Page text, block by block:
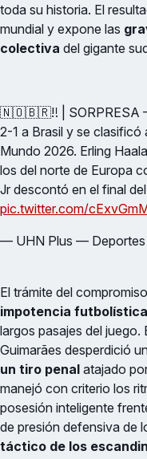
toda su historia. El
mundial y expone las
colectiva del gigante
🇳🇴🇧🇷‼️ | SORPRESA —
2-1 a Brasil y se clasificó
Mundo 2026. Erling
los del norte de Europa
Jr descontó en el final
pic.twitter.com/
— UHN Plus — Deportes
El trámite del
impotencia futbolística
largos pasajes del juego.
Guimarães desperdició
un tiro penal atajado
manejó con criterio los
posesión inteligente
de presión defensiva de
táctico de los